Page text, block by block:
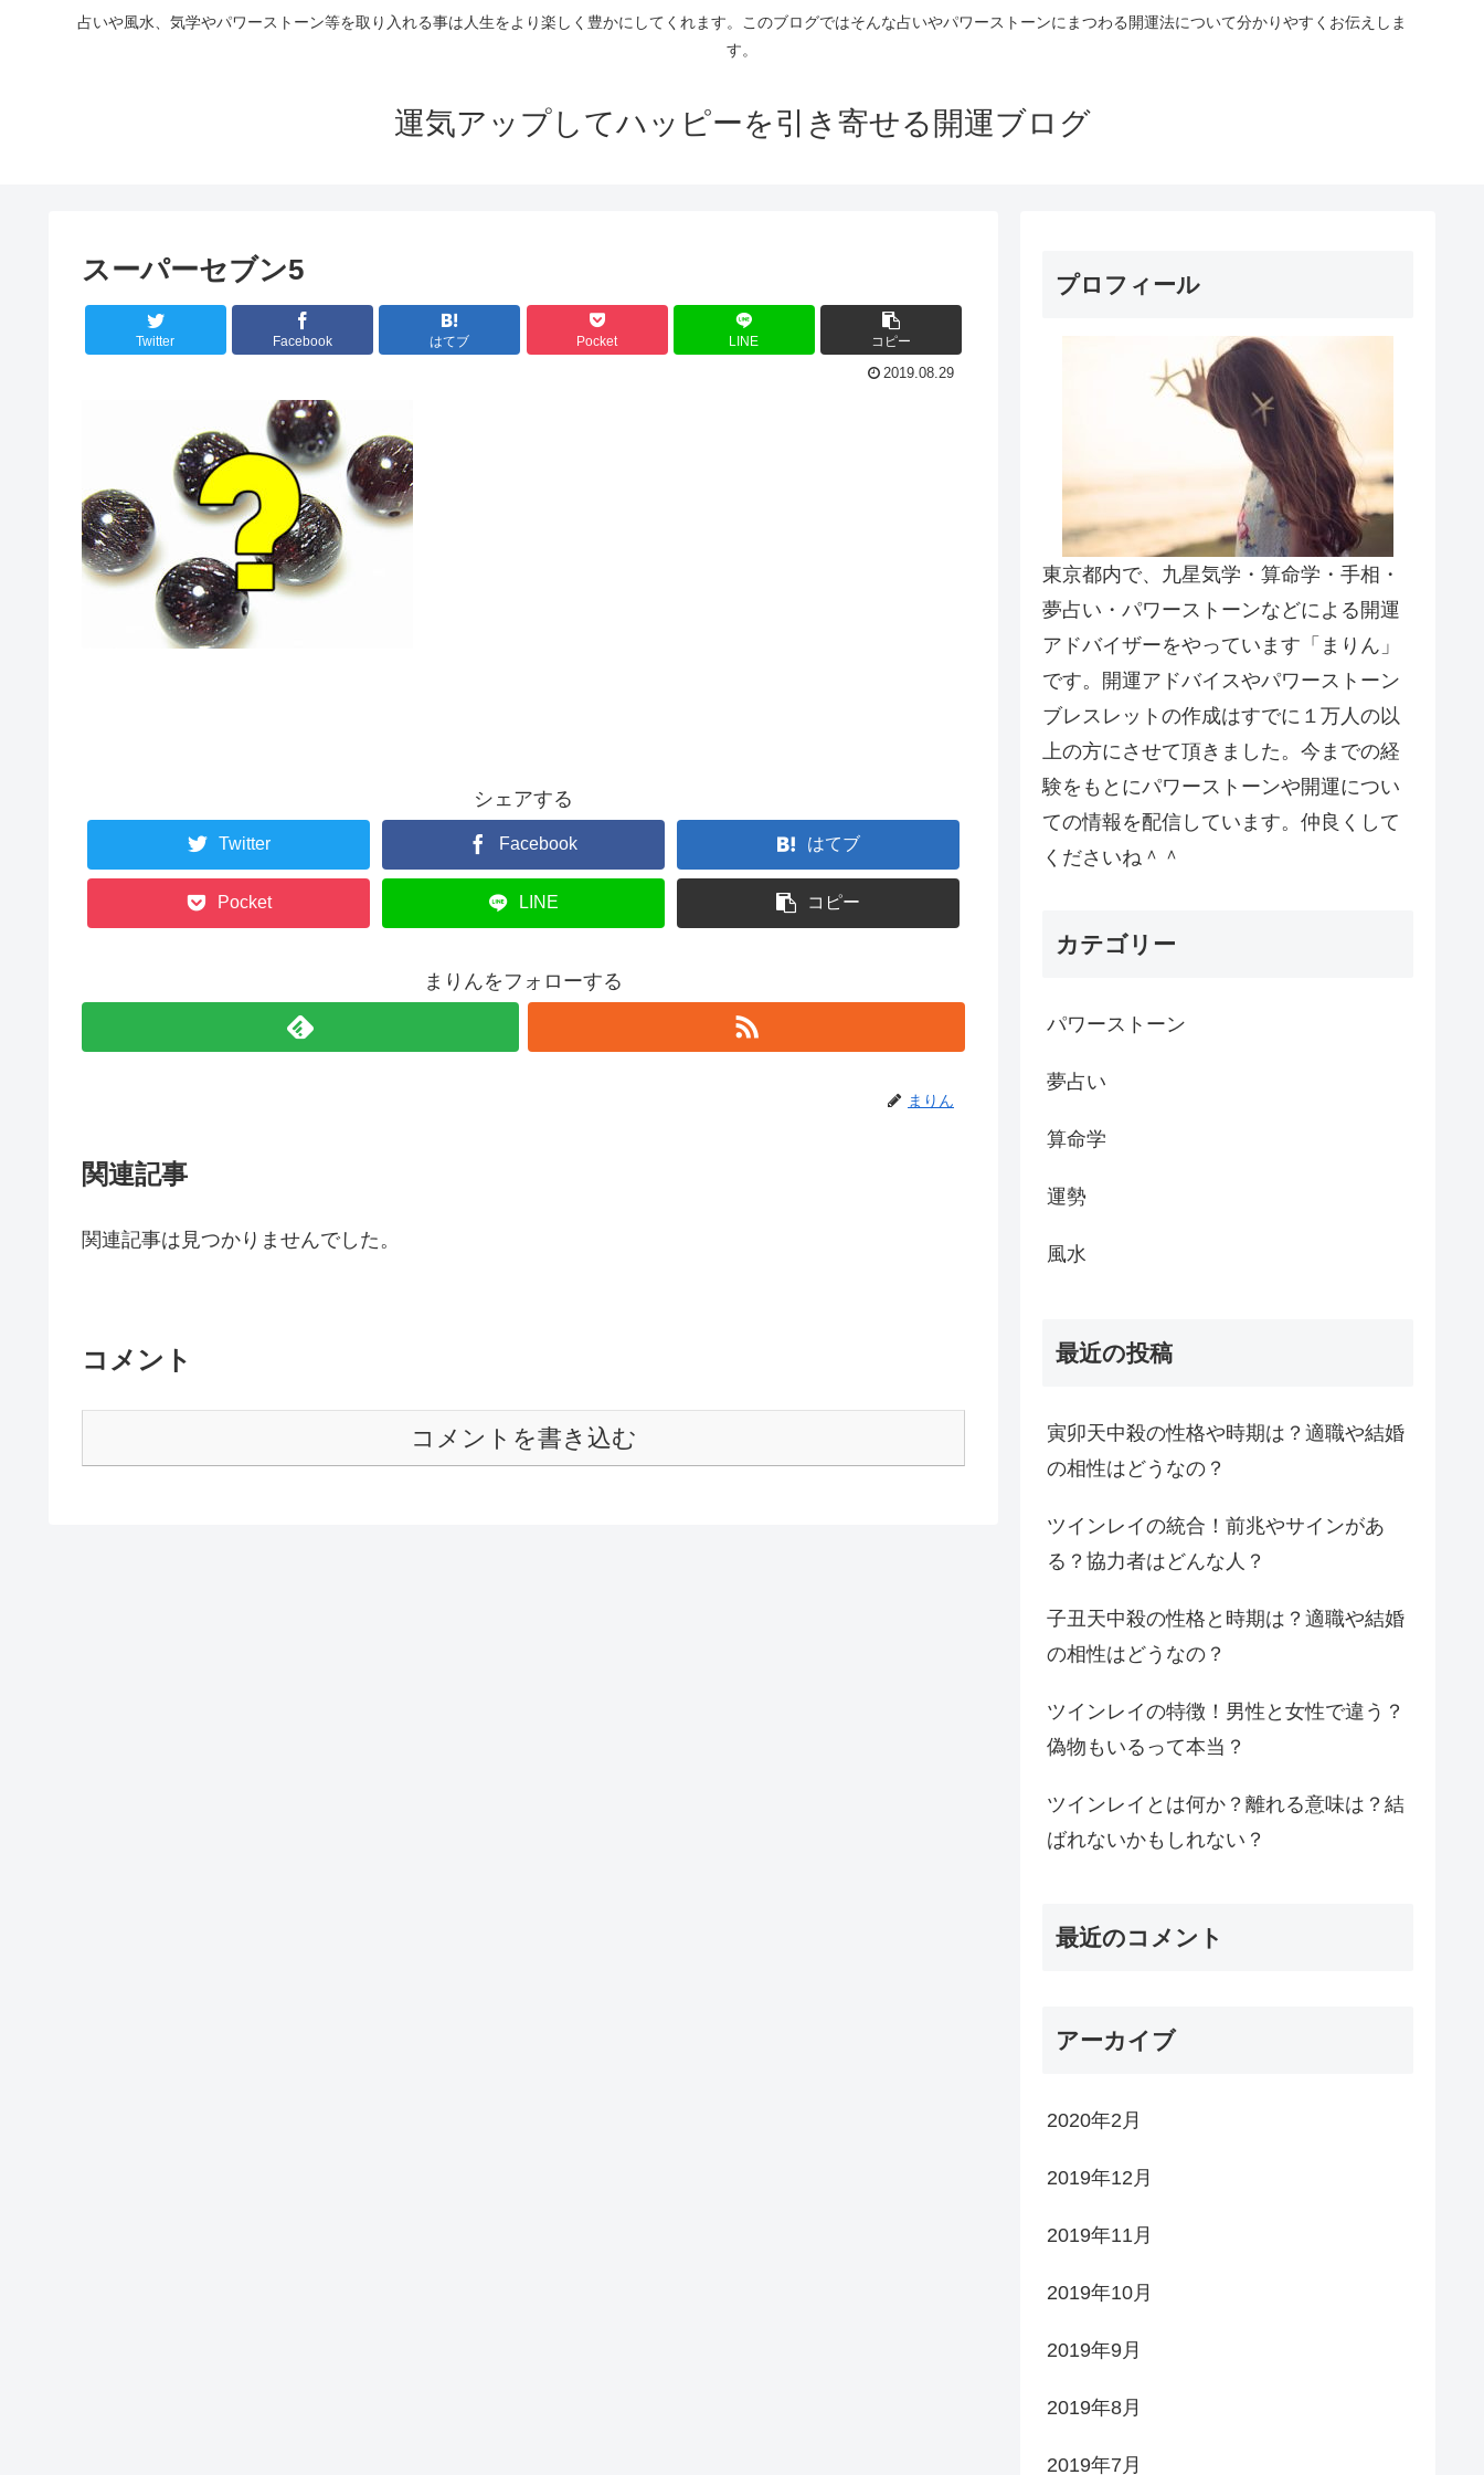
占いや風水、気学やパワーストーン等を取り入れる事は人生をより楽しく豊かにしてくれます。このブログではそんな占いやパワーストーンにまつわる開運法について分かりやすくお伝えしま
す。
運気アップしてハッピーを引き寄せる開運ブログ
スーパーセブン5
Twitter Facebook はてブ Pocket LINE コピー
2019.08.29
シェアする
Twitter Facebook はてブ
Pocket LINE コピー
まりんをフォローする
まりん
関連記事
関連記事は見つかりませんでした。
コメント
コメントを書き込む
プロフィール
東京都内で、九星気学・算命学・手相・
夢占い・パワーストーンなどによる開運
アドバイザーをやっています「まりん」
です。開運アドバイスやパワーストーン
ブレスレットの作成はすでに１万人の以
上の方にさせて頂きました。今までの経
験をもとにパワーストーンや開運につい
ての情報を配信しています。仲良くして
くださいね＾＾
カテゴリー
パワーストーン
夢占い
算命学
運勢
風水
最近の投稿
寅卯天中殺の性格や時期は？適職や結婚
の相性はどうなの？
ツインレイの統合！前兆やサインがあ
る？協力者はどんな人？
子丑天中殺の性格と時期は？適職や結婚
の相性はどうなの？
ツインレイの特徴！男性と女性で違う？
偽物もいるって本当？
ツインレイとは何か？離れる意味は？結
ばれないかもしれない？
最近のコメント
アーカイブ
2020年2月
2019年12月
2019年11月
2019年10月
2019年9月
2019年8月
2019年7月